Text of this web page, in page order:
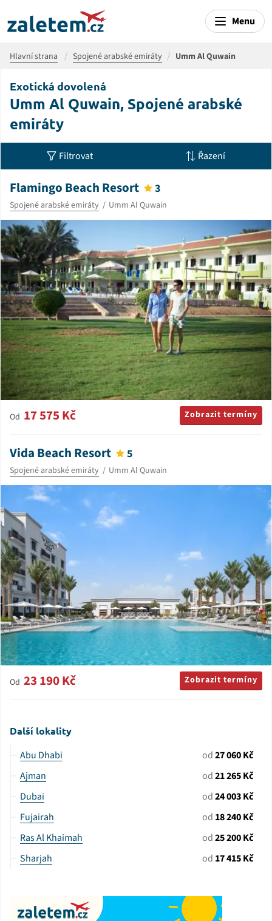
Menu
Hlavní strana Spojené arabské emiráty Umm Al Quwain
Exotická dovolená
Umm Al Quwain, Spojené arabské
emiráty
Filtrovat Řazení
Flamingo Beach Resort 3
Spojené arabské emiráty Umm Al Quwain
Od 17 575 Kč Zobrazit termíny
Vida Beach Resort 5
Spojené arabské emiráty Umm Al Quwain
Od 23 190 Kč Zobrazit termíny
Další lokality
Abu Dhabi od27 060 Kč
Ajman
od21 265 Kč
Dubai
od24 003 Kč
Fujairah
od 18 240 Kč
Ras Al Khaimah
od25 200 Kč
Sharjah
od 17 415 Kč